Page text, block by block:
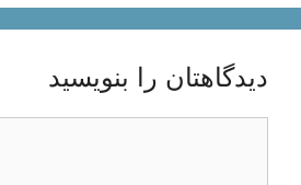
دیدگاهتان را بنویسید